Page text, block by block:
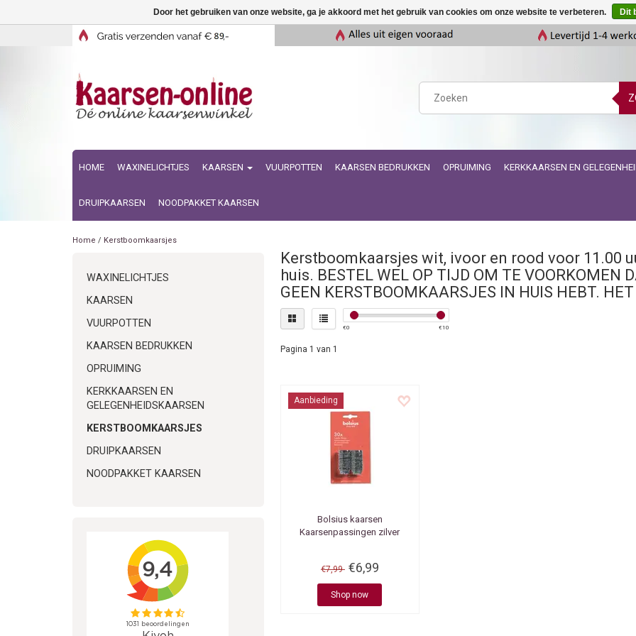
HOME WAXINELICHTJES KAARSEN VUURPOTTEN KAARSEN BEDRUKKEN OPRUIMING KERKKAARSEN EN
DRUIPKAARSEN NOODPAKKET KAARSEN
Home / Kerstboomkaarsjes
WAXINELICHTJES
KAARSEN
VUURPOTTEN
KAARSEN BEDRUKKEN
OPRUIMING
KERKKAARSEN EN
GELEGENHEIDSKAARSEN
KERSTBOOMKAARSJES
DRUIPKAARSEN
NOODPAKKET KAARSEN
Kerstboomkaarsjes wit, ivoor en rood voor 11.00
huis. BESTEL WEL OP TIJD OM TE VOORKOMEN
GEEN KERSTBOOMKAARSJES IN HUIS HEBT.
€0 €10
Pagina 1 van 1
Aanbieding
Bolsius kaarsen
Kaarsenpassingen zilver
€7,99 €6,99
Shop now
Door het gebruiken van onze website, ga je akkoord met het gebruik van cookies om onze website te verbeteren. Dit